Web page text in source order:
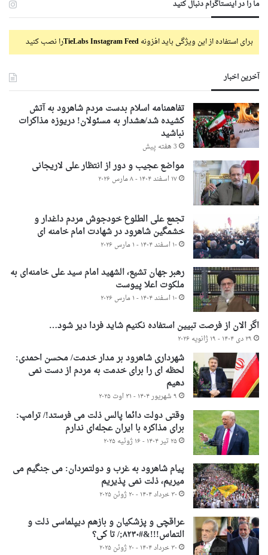
ما را در اینستاگرام دنبال کنید
برای استفاده از این ویژگی باید افزونهTieLabs Instagram Feedرا نصب کنید
آخرین اخبار
تفاهمنامه اسلام بدست مردم شاهرود به آتش
کشیده شد/هشدار به مسئولان! دریوزه مذاکرات
نباشید
3 هفته پیش
مواضع عجیب و دور از انتظار علی لاریجانی
۱۷ اسفند ۱۴۰۴ - ۸ مارس ۲۰۲۶
تجمع علی الطلوع خودجوش مردم داغدار و
خشمگین شاهرود در شهادت امام خامنه ای
۱۰ اسفند ۱۴۰۴ - ۱ مارس ۲۰۲۶
رهبر جهان تشیع، الشهید امام سید علی خامنه‌ای به
ملکوت اعلا پیوست
۱۰ اسفند ۱۴۰۴ - ۱ مارس ۲۰۲۶
اگر الان از فرصت تبیین استفاده نکنیم شاید فردا دیر شود…
۲۹ دی ۱۴۰۴ - ۱۹ ژانویه ۲۰۲۶
شهرداری شاهرود بر مدار خدمت/ محسن احمدی:
لحظه ای را برای خدمت به مردم از دست نمی
دهیم
۹ شهریور ۱۴۰۴ - ۳۱ اوت ۲۰۲۵
وقتی دولت دائما پالس ذلت می فرستد!/ ترامپ:
برای مذاکره با ایران عجله‌ای ندارم
۲۵ تیر ۱۴۰۴ - ۱۶ ژوئیه ۲۰۲۵
پیام شاهرود به غرب و دولتمردان: می جنگیم می
میریم، ذلت نمی پذیریم
۳۰ خرداد ۱۴۰۴ - ۲۰ ژوئن ۲۰۲۵
عراقچی و پزشکیان و بازهم دیپلماسی ذلت و
التماس!!!&#۸۲۳۰;/ تا کی؟
۳۰ خرداد ۱۴۰۴ - ۲۰ ژوئن ۲۰۲۵